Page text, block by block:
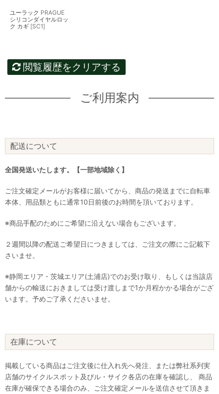
ユーラック PRAGUE
シリコンダイヤルロッ
ク カギ [SC1]
閲覧履歴をクリアする
ご利用案内
配送について
全国発送いたします。【一部地域除く】
ご注文確定メールがお客様に届いてから、商品の発送までに自転車
本体、用品類ともに通常10日前後のお時間を頂いております。
※商品手配のためにご希望に沿えない場合もございます。
２週間以降の配送ご希望日につきましては、ご注文の際にご記載下
さいませ。
※静岡エリア・茨城エリア(土浦店)でのお受け取り、もしくは当該店
舗からの輸送におきましては受け渡しまで1か月程かかる場合がござ
います。予めご了承くださいませ。
在庫について
掲載している商品はご注文後に仕入れ先へ発注、または弊社系列実
店舗のサイクルスポット及びル・サイク各店の在庫を確認し、 商品
在庫が確保できる場合のみ、ご注文確定メールを送信させて頂きま